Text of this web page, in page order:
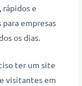
e
empresas
os dias.
ter um site
visitantes em